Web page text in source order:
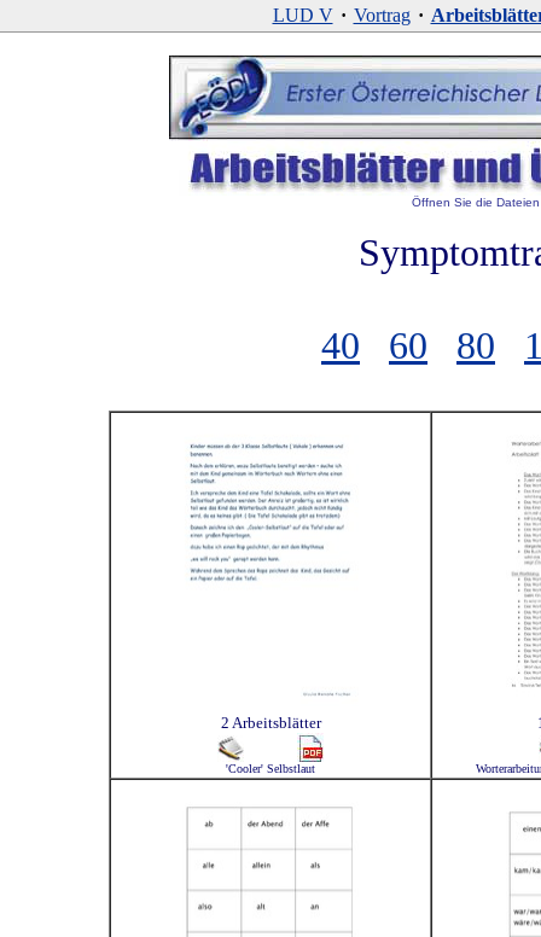
LUD V · Vortrag ·
Öffnen Sie die
40 60 80
2 Arbeitsblätter
'Cooler' Selbstlaut